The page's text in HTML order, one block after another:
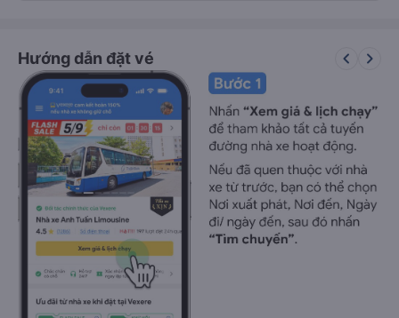
Hướng dẫn đặt vé keyboard_arrow_left keyboard_arrow_right